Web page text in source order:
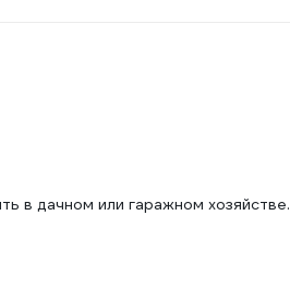
в дачном или гаражном хозяйстве.